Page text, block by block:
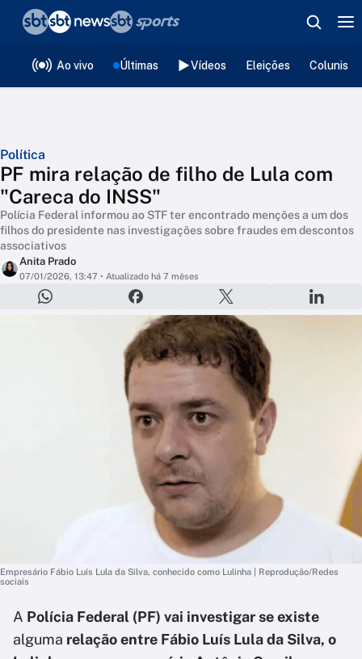
Ao vivo Últimas Vídeos Eleições
Política
PF mira relação de filho de Lula com
"Careca do INSS"
Polícia Federal informou ao STF ter encontrado menções a um dos
filhos do presidente nas investigações sobre fraudes em descontos
associativos
Anita Prado
07/01/2026, 13:47 • Atualizado há 7 mêses
Empresário Fábio Luís Lula da Silva, conhecido como Lulinha | Reprodução/Redes
sociais
A Polícia Federal (PF) vai investigar se existe
alguma relação entre Fábio Luís Lula da Silva, o
❮voltar
Editorias